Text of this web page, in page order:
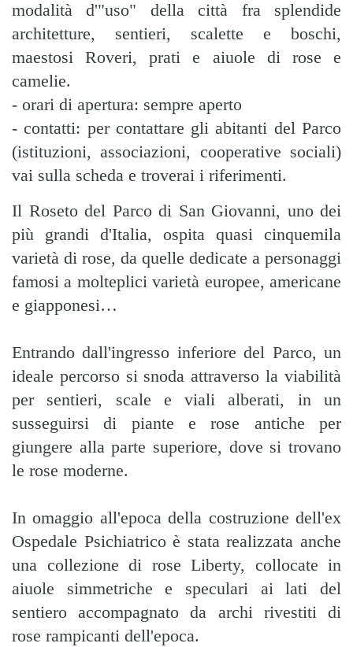
modalità d'"uso" della città fra splendide
architetture, sentieri, scalette e boschi,
maestosi Roveri, prati e aiuole di rose e
camelie.
- orari di apertura: sempre aperto
- contatti: per contattare gli abitanti del Parco
(istituzioni, associazioni, cooperative sociali)
vai sulla scheda e troverai i riferimenti.
Il Roseto del Parco di San Giovanni, uno dei
più grandi d'Italia, ospita quasi cinquemila
varietà di rose, da quelle dedicate a personaggi
famosi a molteplici varietà europee, americane
e giapponesi…
Entrando dall'ingresso inferiore del Parco, un
ideale percorso si snoda attraverso la viabilità
per sentieri, scale e viali alberati, in un
susseguirsi di piante e rose antiche per
giungere alla parte superiore, dove si trovano
le rose moderne.
In omaggio all'epoca della costruzione dell'ex
Ospedale Psichiatrico è stata realizzata anche
una collezione di rose Liberty, collocate in
aiuole simmetriche e speculari ai lati del
sentiero accompagnato da archi rivestiti di
rose rampicanti dell'epoca.